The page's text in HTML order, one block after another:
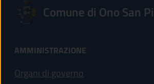
Comune di Ono San
AMMINISTRAZIONE
Organi di governo